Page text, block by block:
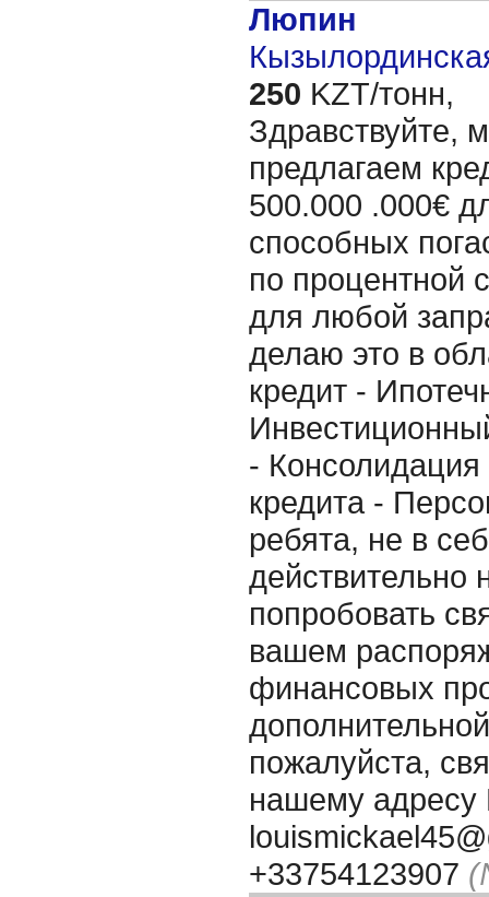
Люпин
250 KZT/тонн,
Здравствуйте,
предлагаем
500.000 .000€
способных
по процентной
для любой
делаю это в
кредит -
-
кредита -
ребята, не в
действительно
попробовать
вашем
финансовых
пожалуйста,
нашему адресу
+33754123907